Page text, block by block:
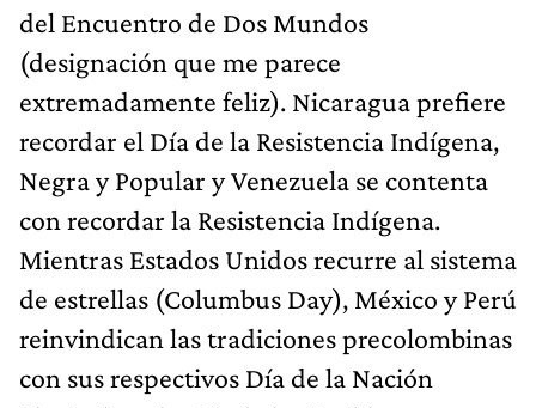
del Encuentro de Dos Mundos
(designación que me parece
extremadamente feliz). Nicaragua prefiere
recordar el Día de la Resistencia Indígena,
Negra y Popular y Venezuela se contenta
con recordar la Resistencia Indígena.
Mientras Estados Unidos recurre al sistema
de estrellas (Columbus Day), México y Perú
reinvindican las tradiciones precolombinas
con sus respectivos Día de la Nación